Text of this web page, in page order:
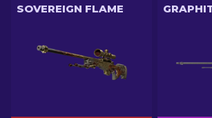
SOVEREIGN FLAME